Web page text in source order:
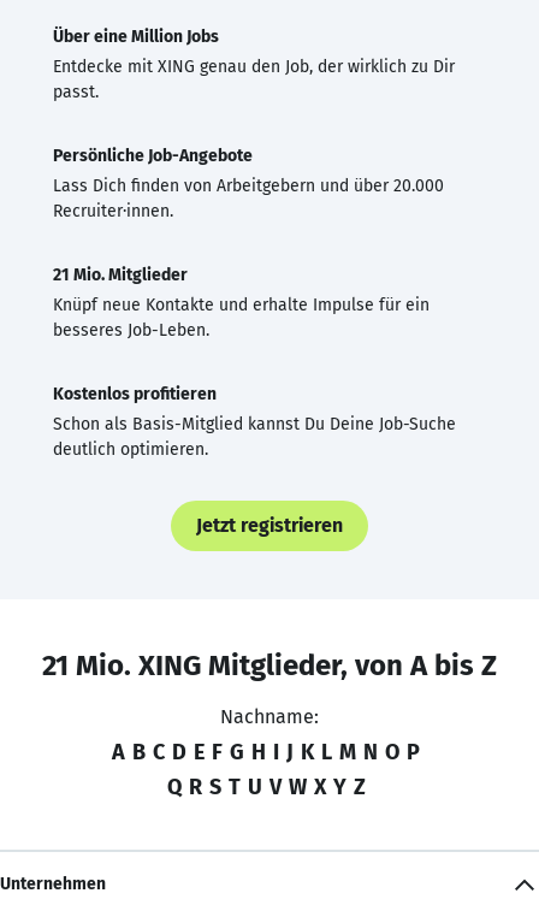
Über eine Million Jobs
Entdecke mit XING genau den Job, der wirklich zu Dir
passt.
Persönliche Job-Angebote
Lass Dich finden von Arbeitgebern und über 20.000
Recruiter·innen.
21 Mio. Mitglieder
Knüpf neue Kontakte und erhalte Impulse für ein
besseres Job-Leben.
Kostenlos profitieren
Schon als Basis-Mitglied kannst Du Deine Job-Suche
deutlich optimieren.
Jetzt registrieren
21 Mio. XING Mitglieder, von A bis Z
Nachname:
A B C D E F G H I J K L M N O P
Q R S T U V W X Y Z
Unternehmen